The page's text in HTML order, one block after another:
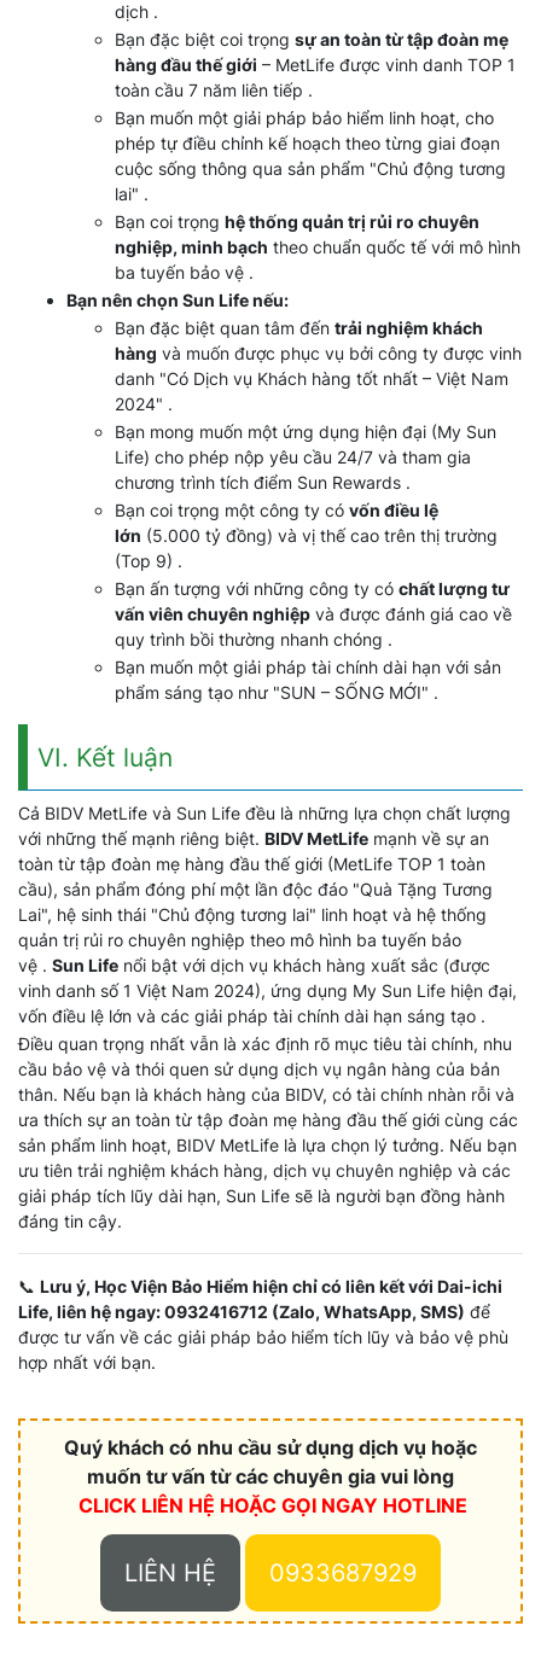
dịch .
Bạn đặc biệt coi trọng sự an toàn từ tập đoàn mẹ
hàng đầu thế giới – MetLife được vinh danh TOP 1
toàn cầu 7 năm liên tiếp .
Bạn muốn một giải pháp bảo hiểm linh hoạt, cho
phép tự điều chỉnh kế hoạch theo từng giai đoạn
cuộc sống thông qua sản phẩm "Chủ động tương
lai" .
Bạn coi trọng hệ thống quản trị rủi ro chuyên
nghiệp, minh bạch theo chuẩn quốc tế với mô hình
ba tuyến bảo vệ .
Bạn nên chọn Sun Life nếu:
Bạn đặc biệt quan tâm đến trải nghiệm khách
hàng và muốn được phục vụ bởi công ty được vinh
danh "Có Dịch vụ Khách hàng tốt nhất – Việt Nam
2024" .
Bạn mong muốn một ứng dụng hiện đại (My Sun
Life) cho phép nộp yêu cầu 24/7 và tham gia
chương trình tích điểm Sun Rewards .
Bạn coi trọng một công ty có vốn điều lệ
lớn (5.000 tỷ đồng) và vị thế cao trên thị trường
(Top 9) .
Bạn ấn tượng với những công ty có chất lượng tư
vấn viên chuyên nghiệp và được đánh giá cao về
quy trình bồi thường nhanh chóng .
Bạn muốn một giải pháp tài chính dài hạn với sản
phẩm sáng tạo như "SUN – SỐNG MỚI" .
VI. Kết luận
Cả BIDV MetLife và Sun Life đều là những lựa chọn chất lượng
với những thế mạnh riêng biệt. BIDV MetLife mạnh về sự an
toàn từ tập đoàn mẹ hàng đầu thế giới (MetLife TOP 1 toàn
cầu), sản phẩm đóng phí một lần độc đáo "Quà Tặng Tương
Lai", hệ sinh thái "Chủ động tương lai" linh hoạt và hệ thống
quản trị rủi ro chuyên nghiệp theo mô hình ba tuyến bảo
vệ . Sun Life nổi bật với dịch vụ khách hàng xuất sắc (được
vinh danh số 1 Việt Nam 2024), ứng dụng My Sun Life hiện đại,
vốn điều lệ lớn và các giải pháp tài chính dài hạn sáng tạo .
Điều quan trọng nhất vẫn là xác định rõ mục tiêu tài chính, nhu
cầu bảo vệ và thói quen sử dụng dịch vụ ngân hàng của bản
thân. Nếu bạn là khách hàng của BIDV, có tài chính nhàn rỗi và
ưa thích sự an toàn từ tập đoàn mẹ hàng đầu thế giới cùng các
sản phẩm linh hoạt, BIDV MetLife là lựa chọn lý tưởng. Nếu bạn
ưu tiên trải nghiệm khách hàng, dịch vụ chuyên nghiệp và các
giải pháp tích lũy dài hạn, Sun Life sẽ là người bạn đồng hành
đáng tin cậy.
📞 Lưu ý, Học Viện Bảo Hiểm hiện chỉ có liên kết với Dai-ichi
Life, liên hệ ngay: 0932416712 (Zalo, WhatsApp, SMS) để
được tư vấn về các giải pháp bảo hiểm tích lũy và bảo vệ phù
hợp nhất với bạn.
Quý khách có nhu cầu sử dụng dịch vụ hoặc
muốn tư vấn từ các chuyên gia vui lòng
CLICK LIÊN HỆ HOẶC GỌI NGAY HOTLINE
LIÊN HỆ 0933687929